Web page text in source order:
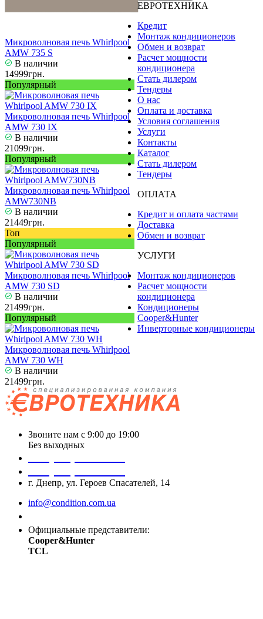
Микроволновая печь Whirlpool
AMW 735 S
В наличии
14999грн.
Популярный
Микроволновая печь Whirlpool
AMW 730 IX
В наличии
21099грн.
Популярный
Микроволновая печь Whirlpool
AMW730NB
В наличии
21449грн.
Топ
Популярный
Микроволновая печь Whirlpool
AMW 730 SD
В наличии
21499грн.
Популярный
Микроволновая печь Whirlpool
AMW 730 WH
В наличии
21499грн.
ЕВРОТЕХНИКА
Кредит
Монтаж кондиционеров
Обмен и возврат
Расчет мощности
кондиционера
Стать дилером
Тендеры
О нас
Оплата и доставка
Условия соглашения
Услуги
Контакты
Каталог
Стать дилером
Тендеры
ОПЛАТА
Кредит и оплата частями
Доставка
Обмен и возврат
УСЛУГИ
Монтаж кондиционеров
Расчет мощности
кондиционера
Кондиционеры
Cooper&Hunter
Инверторные кондиционеры
Звоните нам с 9:00 до 19:00
Без выходных
г. Днепр, ул. Героев Спасателей, 14
info@condition.com.ua
Официальные представители:
Cooper&Hunter
TCL